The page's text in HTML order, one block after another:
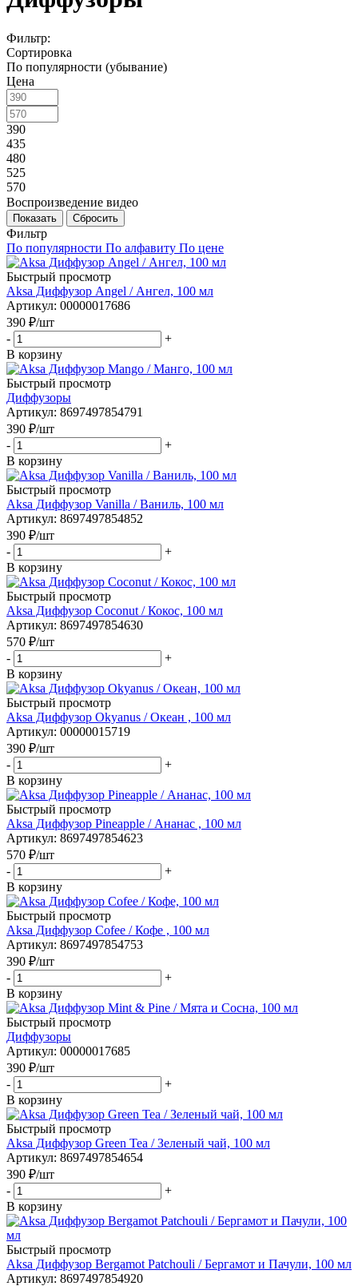
Фильтр:
Сортировка
По популярности (убывание)
Цена
390
435
480
525
570
Воспроизведение видео
Показать Сбросить
Фильтр
По популярности По алфавиту По цене
Быстрый просмотр
Aksa Диффузор Angel / Ангел, 100 мл
Артикул: 00000017686
390 ₽/шт
-
+
В корзину
Быстрый просмотр
Диффузоры
Артикул: 8697497854791
390 ₽/шт
-
+
В корзину
Быстрый просмотр
Aksa Диффузор Vanilla / Ваниль, 100 мл
Артикул: 8697497854852
390 ₽/шт
-
+
В корзину
Быстрый просмотр
Aksa Диффузор Coconut / Кокос, 100 мл
Артикул: 8697497854630
570 ₽/шт
-
+
В корзину
Быстрый просмотр
Aksa Диффузор Okyanus / Океан , 100 мл
Артикул: 00000015719
390 ₽/шт
-
+
В корзину
Быстрый просмотр
Aksa Диффузор Pineapple / Ананас , 100 мл
Артикул: 8697497854623
570 ₽/шт
-
+
В корзину
Быстрый просмотр
Aksa Диффузор Cofee / Кофе , 100 мл
Артикул: 8697497854753
390 ₽/шт
-
+
В корзину
Быстрый просмотр
Диффузоры
Артикул: 00000017685
390 ₽/шт
-
+
В корзину
Быстрый просмотр
Aksa Диффузор Green Tea / Зеленый чай, 100 мл
Артикул: 8697497854654
390 ₽/шт
-
+
В корзину
Быстрый просмотр
Aksa Диффузор Bergamot Patchouli / Бергамот и Пачули, 100 мл
Артикул: 8697497854920